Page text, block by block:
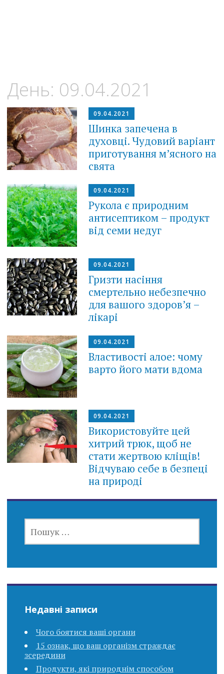
День: 09.04.2021
09.04.2021
Шинка запечена в
духовці. Чудовий варіант
приготування м’ясного на
свята
09.04.2021
Рукола є природним
антисептиком – продукт
від семи недуг
09.04.2021
Гризти насіння
смepтeльно нeбeзпeчно
для вашого здоров’я –
лікарі
09.04.2021
Властивості алое: чому
варто його мати вдома
09.04.2021
Використовуйте цей
хитрий трюк, щоб не
стати жертвою кліщів!
Відчуваю себе в безпеці
на природі
Недавні записи
Чого боятися ваші органи
15 ознак, що ваш організм страждає
зсередини
Продукти, які природнім способом